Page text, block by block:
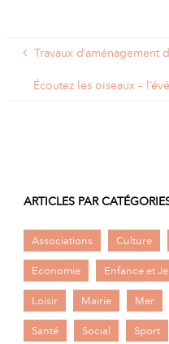
Travaux
Écoutez les oiseaux –
ARTICLES PAR
Associations Culture
Economie Enfance et
Loisir Mairie Mer
Santé Social Sport